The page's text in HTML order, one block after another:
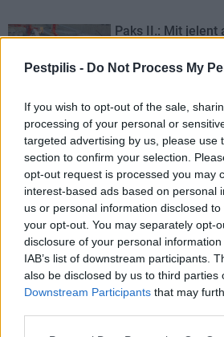
Pestpilis - Do Not Process My
If you wish to opt-out of the sale,
processing of your personal or
targeted advertising by us, please use
section to confirm your selection.
opt-out request is processed you may
interest-based ads based on personal
us or personal information disclosed
your opt-out. You may separately opt-
disclosure of your personal
IAB’s list of downstream participants.
also be disclosed by us to third parties
Downstream Participants that may
Paks II.: Mit jelent
árnyékában?
Elkészült a Liszt
közelében lévő
Látlelet a hazai
Egyetlen, fél
múlt Bicske
Épített öröksége